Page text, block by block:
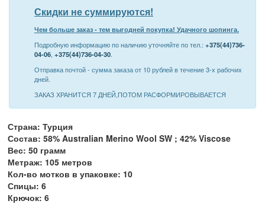
Скидки не суммируются!
Чем больше заказ - тем выгодней покупка! Удачного шопинга.
Подробную информацию по наличию уточняйте по тел.: +375(44)736-
04-06, +375(44)736-04-30.
Отправка почтой - сумма заказа от 10 рублей в течение 3-х рабочих
дней.
ЗАКАЗ ХРАНИТСЯ 7 ДНЕЙ,ПОТОМ РАСФОРМИРОВЫВАЕТСЯ
Страна: Турция
Состав: 58% Australian Merino Wool SW ; 42% Viscose
Вес: 50 грамм
Метраж: 105 метров
Кол-во мотков в упаковке: 10
Спицы: 6
Крючок: 6